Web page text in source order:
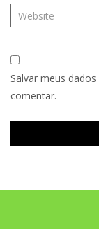
Salvar meus
comentar.